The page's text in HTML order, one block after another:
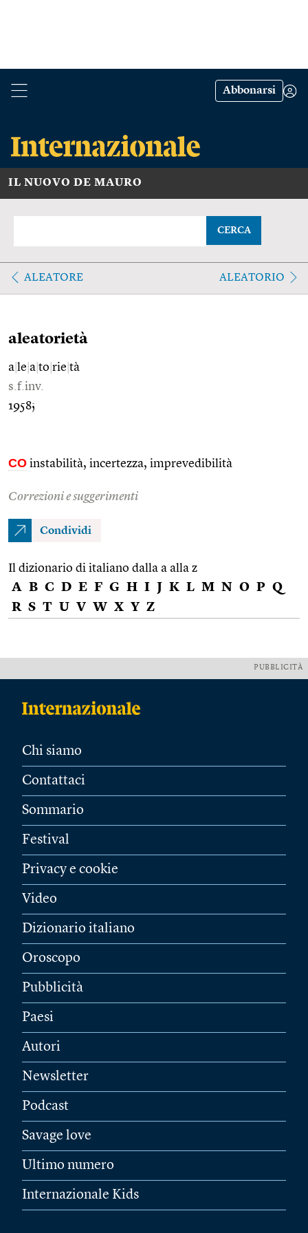
Abbonarsi
IL NUOVO DE MAURO
CERCA
ALEATORE ALEATORIO
aleatorietà
a le a to rie tà
s.f.inv.
1958;
CO instabilità, incertezza, imprevedibilità
Correzioni e suggerimenti
Condividi
Il dizionario di italiano dalla a alla z
A B C D E F G H I J K L M N O P Q
R S T U V W X Y Z
PUBBLICITÀ
Chi siamo
Contattaci
Sommario
Festival
Privacy e cookie
Video
Dizionario italiano
Oroscopo
Pubblicità
Paesi
Autori
Newsletter
Podcast
Savage love
Ultimo numero
Internazionale Kids